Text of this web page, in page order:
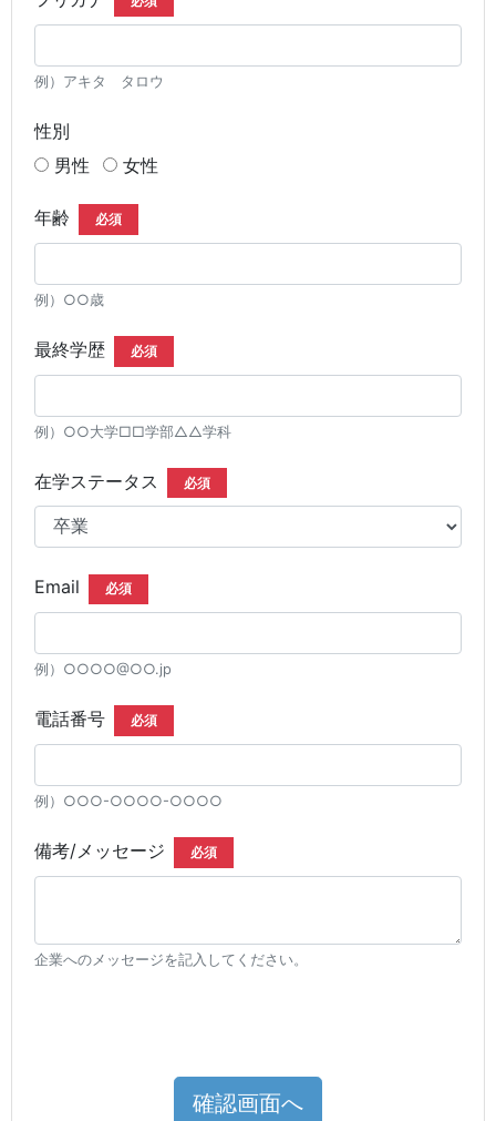
例）アキタ タロウ
性別
男性
女性
年齢 必須
例）○○歳
最終学歴 必須
例）○○大学□□学部△△学科
在学ステータス 必須
Email 必須
例）○○○○@○○.jp
電話番号 必須
例）○○○-○○○○-○○○○
備考/メッセージ 必須
企業へのメッセージを記入してください。
確認画面へ